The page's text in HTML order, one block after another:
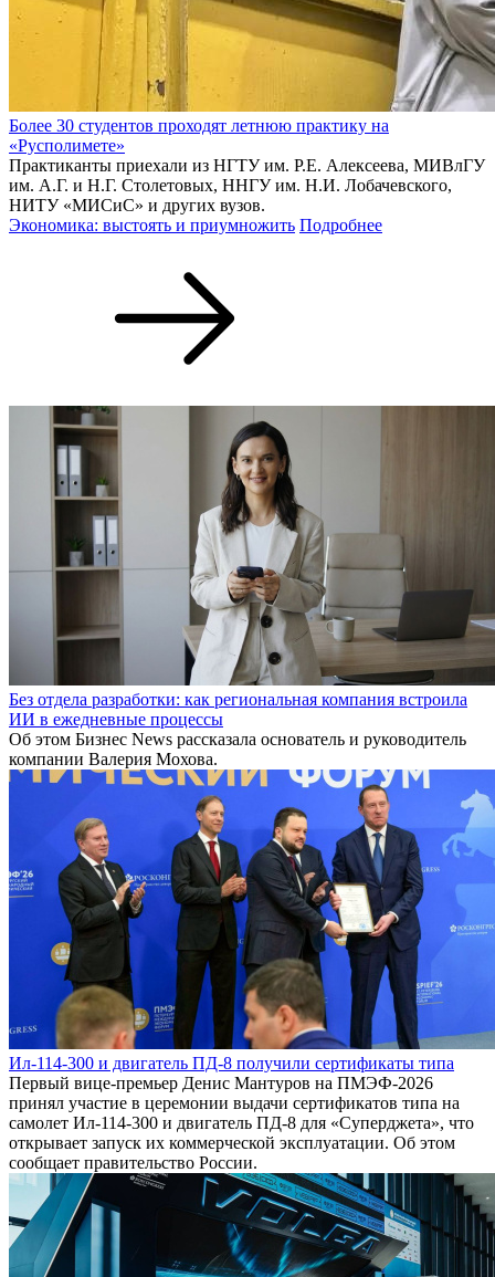
Более 30 студентов проходят летнюю практику на
«Русполимете»
Практиканты приехали из НГТУ им. Р.Е. Алексеева, МИВлГУ
им. А.Г. и Н.Г. Столетовых, ННГУ им. Н.И. Лобачевского,
НИТУ «МИСиС» и других вузов.
Экономика: выстоять и приумножить Подробнее
Без отдела разработки: как региональная компания встроила
ИИ в ежедневные процессы
Об этом Бизнес News рассказала основатель и руководитель
компании Валерия Мохова.
Ил-114-300 и двигатель ПД-8 получили сертификаты типа
Первый вице-премьер Денис Мантуров на ПМЭФ-2026
принял участие в церемонии выдачи сертификатов типа на
самолет Ил-114-300 и двигатель ПД-8 для «Суперджета», что
открывает запуск их коммерческой эксплуатации. Об этом
сообщает правительство России.